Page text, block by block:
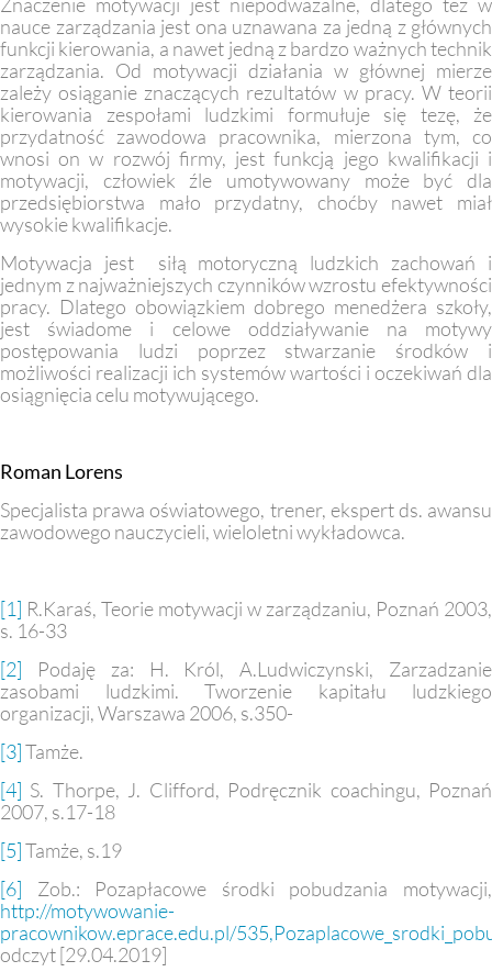
nauce zarządzania jest ona uznawana za jedną z głównych
funkcji kierowania, a nawet jedną z bardzo ważnych technik
zarządzania. Od motywacji działania w głównej mierze
zależy osiąganie znaczących rezultatów w pracy. W teorii
kierowania zespołami ludzkimi formułuje się tezę, że
przydatność zawodowa pracownika, mierzona tym, co
wnosi on w rozwój firmy, jest funkcją jego kwalifikacji i
motywacji, człowiek źle umotywowany może być dla
przedsiębiorstwa mało przydatny, choćby nawet miał
wysokie kwalifikacje.
Motywacja jest siłą motoryczną ludzkich zachowań i
jednym z najważniejszych czynników wzrostu efektywności
pracy. Dlatego obowiązkiem dobrego menedżera szkoły,
jest świadome i celowe oddziaływanie na motywy
postępowania ludzi poprzez stwarzanie środków i
możliwości realizacji ich systemów wartości i oczekiwań dla
osiągnięcia celu motywującego.
Roman Lorens
Specjalista prawa oświatowego, trener, ekspert ds. awansu
zawodowego nauczycieli, wieloletni wykładowca.
[1] R.Karaś, Teorie motywacji w zarządzaniu, Poznań 2003,
s. 16-33
[2] Podaję za: H. Król, A.Ludwiczynski, Zarzadzanie
zasobami ludzkimi. Tworzenie kapitału ludzkiego
organizacji, Warszawa 2006, s.350-
[3]Tamże.
[4] S. Thorpe, J. Clifford, Podręcznik coachingu, Poznań
2007, s.17-18
[5]Tamże, s.19
[6] Zob.: Pozapłacowe środki pobudzania motywacji,
http://motywowanie-
pracownikow.eprace.edu.pl/
odczyt [29.04.2019]